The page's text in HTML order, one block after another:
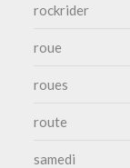
rockrider
roue
roues
route
samedi